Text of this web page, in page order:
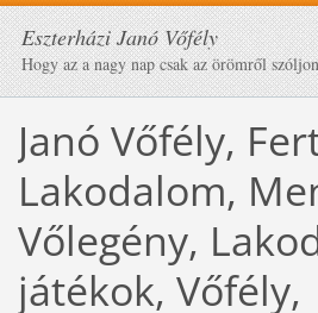
Eszterházi Janó Vőfély
Hogy az a nagy nap csak az örömről szóljon
Janó Vőfély,
Lakodalom,
Vőlegény,
játékok, Vőfély,